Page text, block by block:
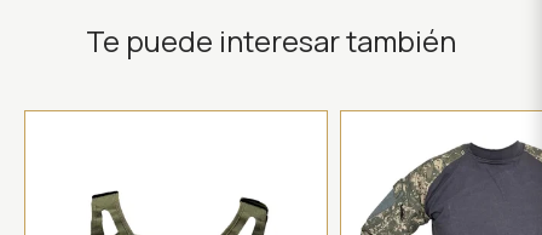
Te puede interesar también